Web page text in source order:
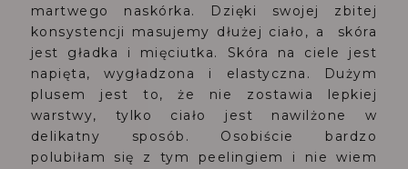
martwego naskórka. Dzięki swojej zbitej
konsystencji masujemy dłużej ciało, a skóra
jest gładka i mięciutka. Skóra na ciele jest
napięta, wygładzona i elastyczna. Dużym
plusem jest to, że nie zostawia lepkiej
warstwy, tylko ciało jest nawilżone w
delikatny sposób. Osobiście bardzo
polubiłam się z tym peelingiem i nie wiem